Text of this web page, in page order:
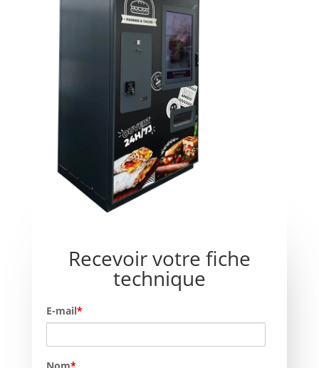
Recevoir votre fiche
technique
E-mail*